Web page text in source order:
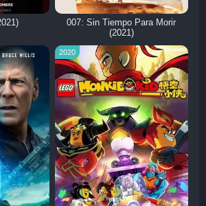
007: Sin Tiempo Para Morir
(2021)
2020